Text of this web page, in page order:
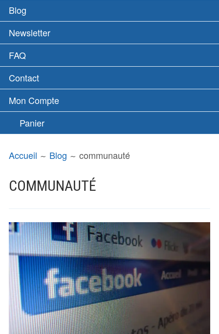
Blog
Newsletter
FAQ
Contact
Mon Compte
Panier
D'ARIANE
Accueil Blog communauté
COMMUNAUTÉ